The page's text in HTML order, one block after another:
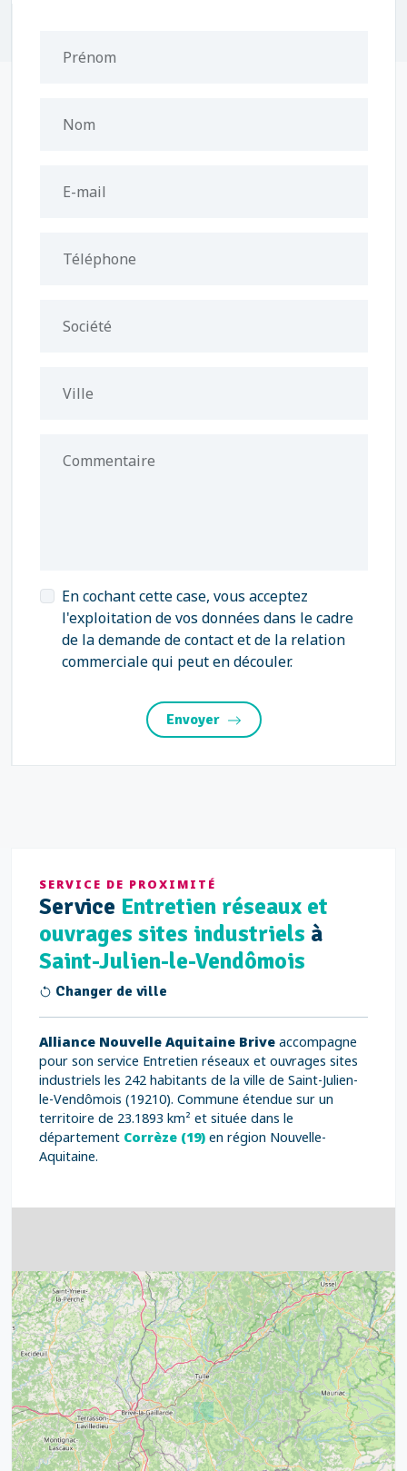
Prénom
Nom
E-mail
Téléphone
Société
Ville
Commentaire
En cochant cette case, vous acceptez
l'exploitation de vos données dans le cadre
de la demande de contact et de la relation
commerciale qui peut en découler.
Envoyer
SERVICE DE PROXIMITÉ
Service Entretien réseaux et
ouvrages sites industriels à
Saint-Julien-le-Vendômois
Changer de ville
Alliance Nouvelle Aquitaine Brive accompagne
pour son service Entretien réseaux et ouvrages sites
industriels les 242 habitants de la ville de Saint-Julien-
le-Vendômois (19210). Commune étendue sur un
territoire de 23.1893 km² et située dans le
département Corrèze (19) en région Nouvelle-
Aquitaine.
4
15
21
32
39
52 68
43